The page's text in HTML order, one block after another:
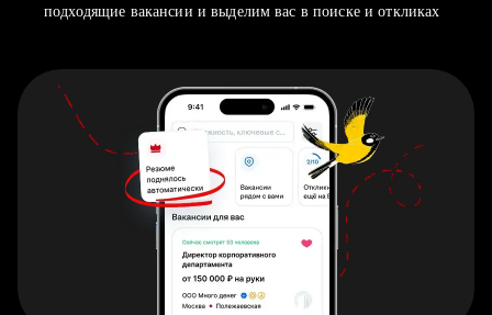
подходящие вакансии и выделим вас в поиске и откликах